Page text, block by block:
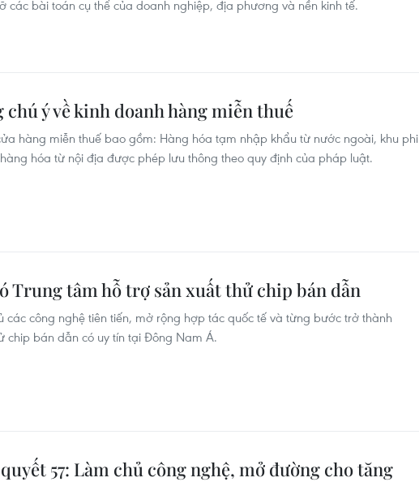
các bài toán cụ thể của doanh nghiệp, địa phương và nền kinh tế.
ý về kinh doanh hàng miễn thuế
hàng miễn thuế bao gồm: Hàng hóa tạm nhập khẩu từ nước ngoài, khu phi
hóa từ nội địa được phép lưu thông theo quy định của pháp luật.
Trung tâm hỗ trợ sản xuất thử chip bán dẫn
các công nghệ tiên tiến, mở rộng hợp tác quốc tế và từng bước trở thành
chip bán dẫn có uy tín tại Đông Nam Á.
57: Làm chủ công nghệ, mở đường cho tăng